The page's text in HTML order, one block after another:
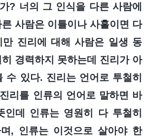
? 너의 그 인식을 다른 사람에
사람은 이틀이나 사흘이면 다
만 진리에 대해 사람은 일생 동
경력하지 못하는데 진리가 아
수 있다. 진리는 언어로 투철히
리를 인류의 언어로 말하면 바
인데 인류는 영원히 다 투철히
, 인류는 이것으로 살아야 한